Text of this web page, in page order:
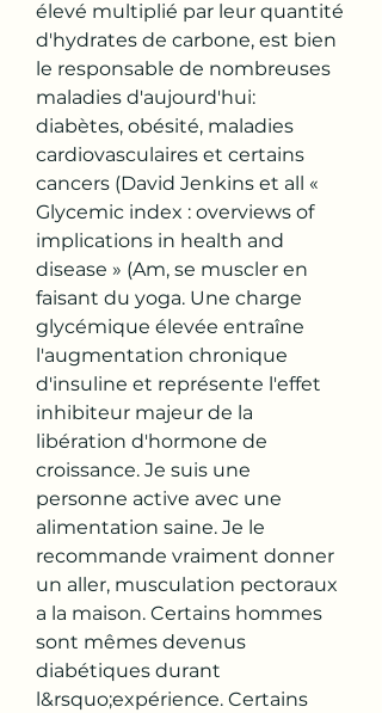
élevé multiplié par leur quantité
d'hydrates de carbone, est bien
le responsable de nombreuses
maladies d'aujourd'hui:
diabètes, obésité, maladies
cardiovasculaires et certains
cancers (David Jenkins et all «
Glycemic index : overviews of
implications in health and
disease » (Am, se muscler en
faisant du yoga. Une charge
glycémique élevée entraîne
l'augmentation chronique
d'insuline et représente l'effet
inhibiteur majeur de la
libération d'hormone de
croissance. Je suis une
personne active avec une
alimentation saine. Je le
recommande vraiment donner
un aller, musculation pectoraux
a la maison. Certains hommes
sont mêmes devenus
diabétiques durant
l&rsquo;expérience. Certains